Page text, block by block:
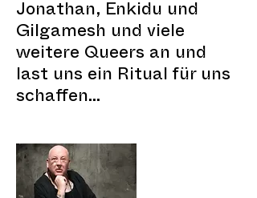
Jonathan, Enkidu und
Gilgamesh und viele
weitere Queers an und
last uns ein Ritual für uns
schaffen...